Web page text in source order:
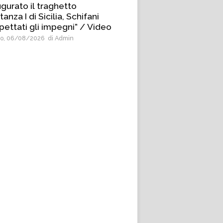
il traghetto
I di Sicilia, Schifani
gli impegni” / Video
06/08/2026 di Admin